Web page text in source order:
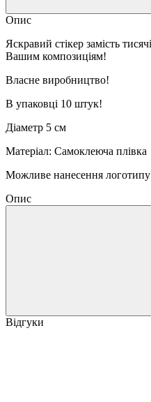
Опис
Яскравий стікер замість
Вашим композиціям!
Власне виробництво!
В упаковці 10 штук!
Діаметр 5 см
Матеріал: Самоклеюча плівка
Можливе нанесення
Опис
Відгуки